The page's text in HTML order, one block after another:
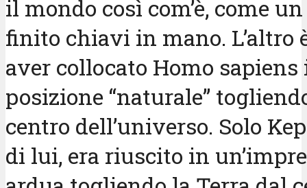
il mondo così com’è, come
finito chiavi in mano. L’altro
aver collocato Homo
posizione “naturale”
centro dell’universo. Solo
di lui, era riuscito in